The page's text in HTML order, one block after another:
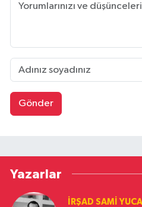
Gönder
Yazarlar
İRŞAD SAMI YUCA